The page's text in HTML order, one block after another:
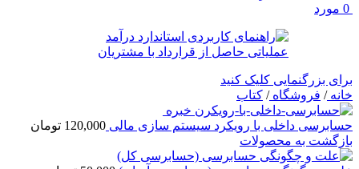
0 مورد
برای بزرگنمایی کلیک کنید
خانه/ فروشگاه/ کتاب
حسابرسی داخلی با رویکرد سیستم سازی مالی 120,000 تومان
بازگشت به محصولات